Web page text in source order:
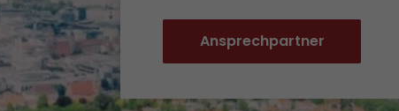
Qualität
Zertifizierungen
Referenzen
Ansprechpartner